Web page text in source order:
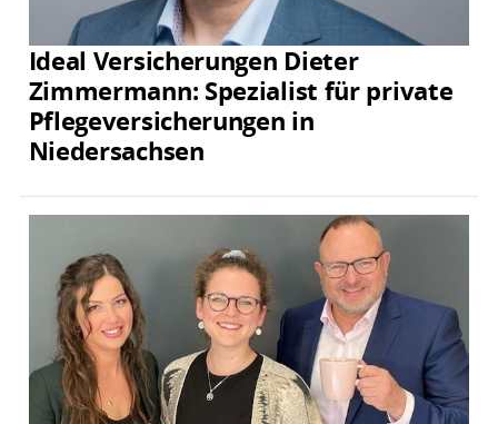
Ideal Versicherungen Dieter
Zimmermann: Spezialist für private
Pflegeversicherungen in
Niedersachsen